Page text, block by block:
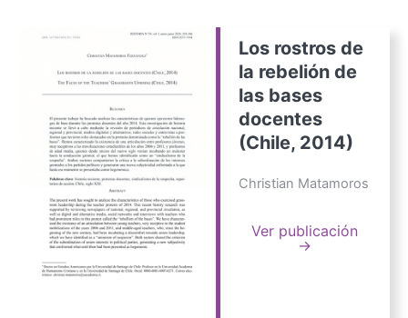
Los rostros de
la rebelión de
las bases
docentes
(Chile, 2014)
Christian Matamoros
Ver publicación
→